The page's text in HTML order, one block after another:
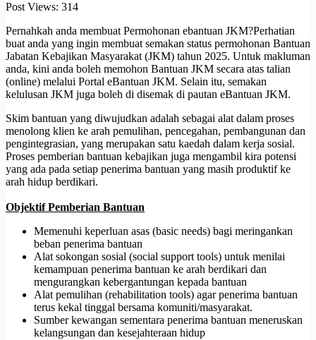
Post Views: 314
Pernahkah anda membuat Permohonan ebantuan JKM?Perhatian
buat anda yang ingin membuat semakan status permohonan Bantuan
Jabatan Kebajikan Masyarakat (JKM) tahun 2025. Untuk makluman
anda, kini anda boleh memohon Bantuan JKM secara atas talian
(online) melalui Portal eBantuan JKM. Selain itu, semakan
kelulusan JKM juga boleh di disemak di pautan eBantuan JKM.
Skim bantuan yang diwujudkan adalah sebagai alat dalam proses
menolong klien ke arah pemulihan, pencegahan, pembangunan dan
pengintegrasian, yang merupakan satu kaedah dalam kerja sosial.
Proses pemberian bantuan kebajikan juga mengambil kira potensi
yang ada pada setiap penerima bantuan yang masih produktif ke
arah hidup berdikari.
Objektif Pemberian Bantuan
Memenuhi keperluan asas (basic needs) bagi meringankan
beban penerima bantuan
Alat sokongan sosial (social support tools) untuk menilai
kemampuan penerima bantuan ke arah berdikari dan
mengurangkan kebergantungan kepada bantuan
Alat pemulihan (rehabilitation tools) agar penerima bantuan
terus kekal tinggal bersama komuniti/masyarakat.
Sumber kewangan sementara penerima bantuan meneruskan
kelangsungan dan kesejahteraan hidup